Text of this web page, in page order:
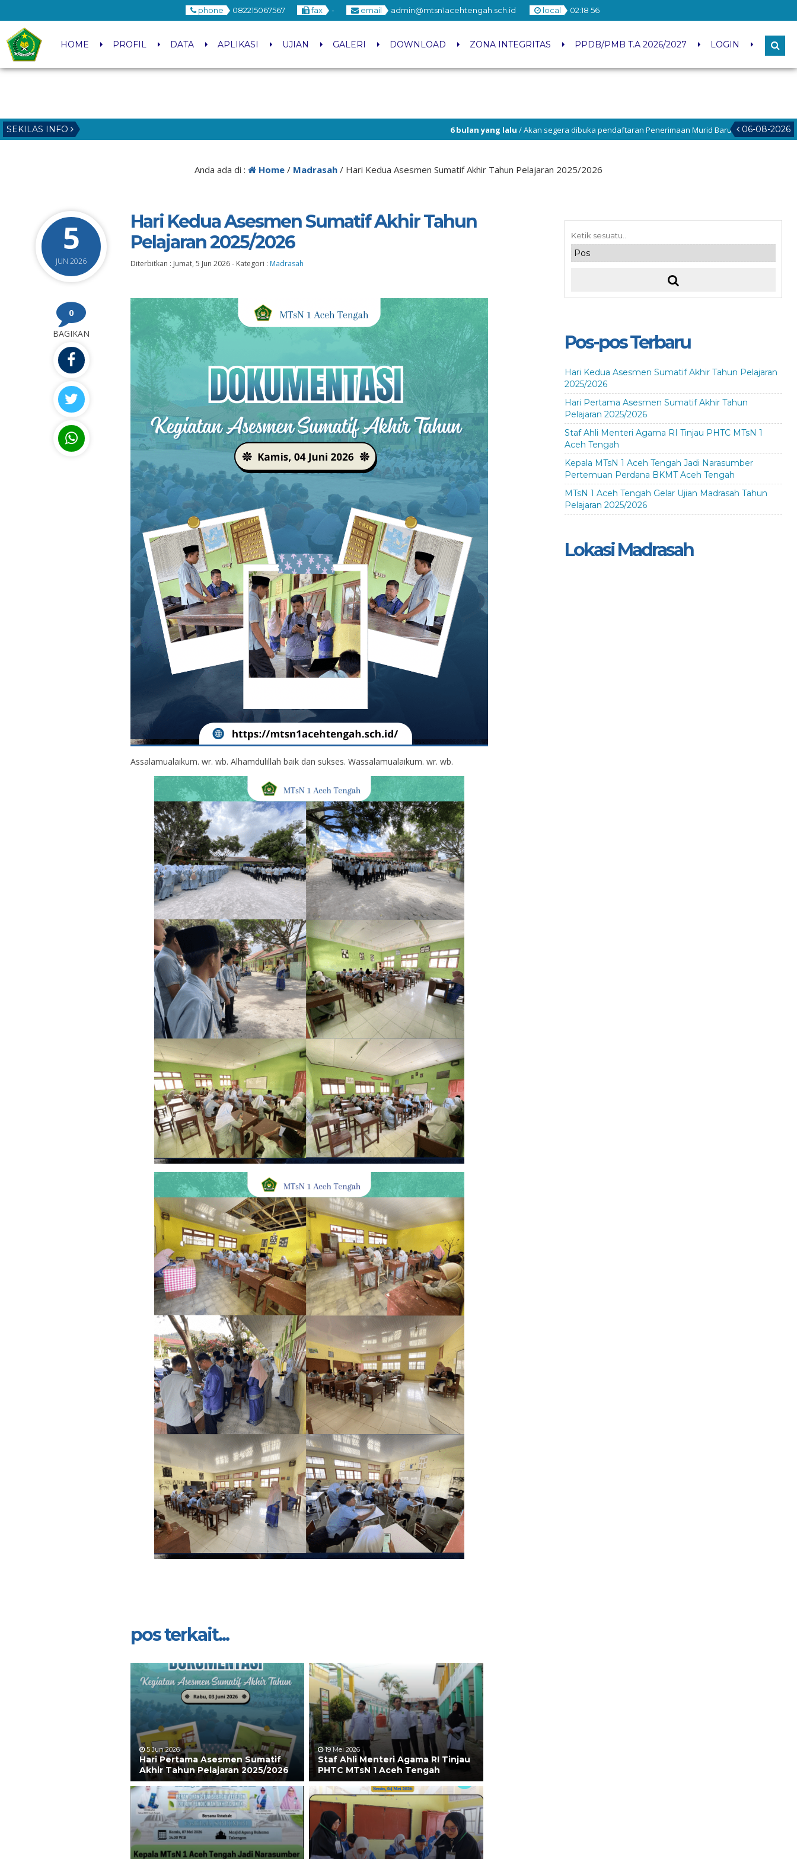
phone 082215067567 fax - email admin@mtsn1acehtengah.sch.id local 02:18 57
HOME PROFIL DATA APLIKASI UJIAN GALERI DOWNLOAD ZONA INTEGRITAS PPDB/PMB T.A 2026/2027 LOGIN
SEKILAS INFO 06-08-2026
/ Akan segera dibuka pendaftaran Penerimaan Murid Baru Tahun Pelajaran 2026/2027 cek
MTsN 1 Aceh Tengah
Anda ada di : Home / Madrasah / Hari Kedua Asesmen Sumatif Akhir Tahun Pelajaran 2025/2026
5
JUN 2026
Hari Kedua Asesmen Sumatif Akhir Tahun
Pelajaran 2025/2026
Diterbitkan : Jumat, 5 Jun 2026- Kategori : Madrasah
0
BAGIKAN
Assalamualaikum. wr. wb. Alhamdulillah baik dan sukses. Wassalamualaikum. wr. wb.
pos terkait...
5 Jun 2026
Hari Pertama Asesmen Sumatif
Akhir Tahun Pelajaran 2025/2026
19 Mei 2026
Staf Ahli Menteri Agama RI Tinjau
PHTC MTsN 1 Aceh Tengah
Pos-pos Terbaru
Hari Kedua Asesmen Sumatif Akhir Tahun Pelajaran
2025/2026
Hari Pertama Asesmen Sumatif Akhir Tahun
Pelajaran 2025/2026
Staf Ahli Menteri Agama RI Tinjau PHTC MTsN 1
Aceh Tengah
Kepala MTsN 1 Aceh Tengah Jadi Narasumber
Pertemuan Perdana BKMT Aceh Tengah
MTsN 1 Aceh Tengah Gelar Ujian Madrasah Tahun
Pelajaran 2025/2026
Lokasi Madrasah